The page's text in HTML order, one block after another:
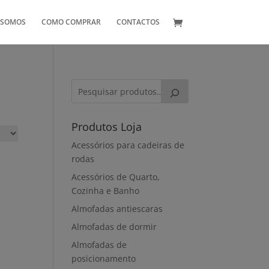
COMO COMPRAR CONTACTOS
Produtos Loja
Acessórios para cadeiras de
rodas
Acessórios de Quarto,
Cozinha e Banho
Almofadas antiescaras
Almofadas de dormir
Almofadas de
posicionamento